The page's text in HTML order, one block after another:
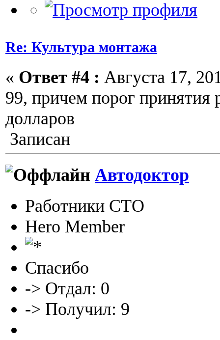
Re: Культура монтажа
« Ответ #4 : Августа 17,
99, причем порог принятия
долларов
Записан
Автодоктор
Работники СТО
Hero Member
Спасибо
-> Отдал: 0
-> Получил: 9